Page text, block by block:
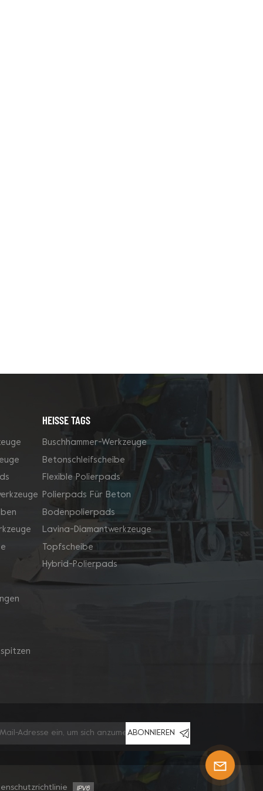
HEISSE TAGS
Buschhammer-Werkzeuge
Betonschleifscheibe
Flexible Polierpads
Polierpads Für Beton
Bodenpolierpads
Lavina-Diamantwerkzeuge
Topfscheibe
Hybrid-Polierpads
ABONNIEREN